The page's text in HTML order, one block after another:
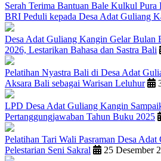
Serah Terima Bantuan Bale Kulkul Pura
BRI Peduli kepada Desa Adat Guliang
Desa Adat Guliang Kangin Gelar Bulan
2026, Lestarikan Bahasa dan Sastra Bali
Pelatihan Nyastra Bali di Desa Adat
Aksara Bali sebagai Warisan Leluhur
LPD Desa Adat Guliang Kangin
Pertanggungjawaban Tahun Buku 2025
Pelatihan Tari Wali Pasraman Desa
Pelestarian Seni Sakral
25 Desember